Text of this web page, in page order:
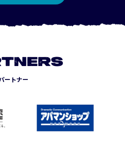
ートナー